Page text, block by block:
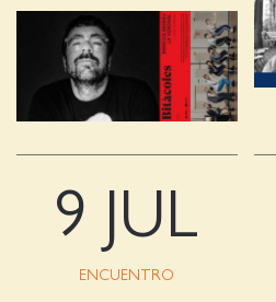
9 JUL
ENCUENTRO